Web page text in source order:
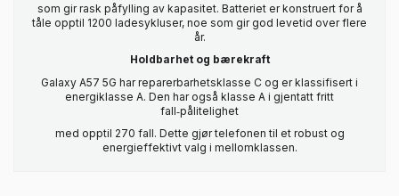
som gir rask påfylling av kapasitet. Batteriet er konstruert for å
tåle opptil 1200 ladesykluser, noe som gir god levetid over flere
år.
Holdbarhet og bærekraft
Galaxy A57 5G har reparerbarhetsklasse C og er klassifisert i
energiklasse A. Den har også klasse A i gjentatt fritt
fall‑pålitelighet
med opptil 270 fall. Dette gjør telefonen til et robust og
energieffektivt valg i mellomklassen.